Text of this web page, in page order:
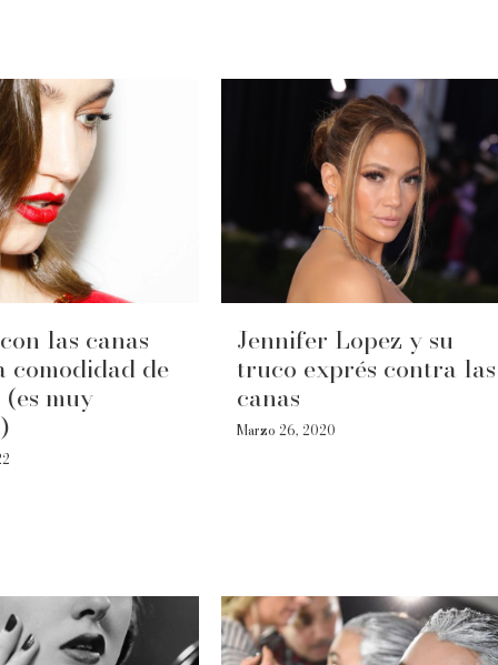
las canas
comodidad de
muy
Jennifer Lopez y su
truco exprés contra las
canas
Marzo 26, 2020